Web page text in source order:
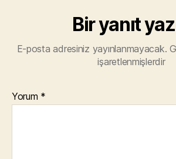
Bir yanıt
E-posta adresiniz yayınlanmayacak.
işaretlenmişlerdir
Yorum *